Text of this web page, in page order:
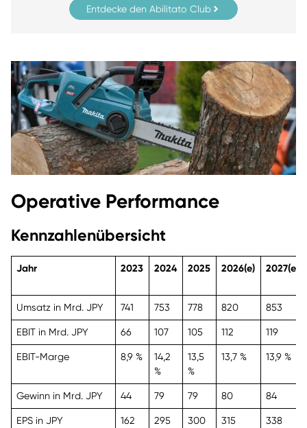
Entdecke den Abilitato Club
Operative Performance
Kennzahlenübersicht
Jahr 2023 2024 2025 2026(e) 2027(e)
Umsatz in Mrd. JPY 741 753 778 820 853
EBIT in Mrd. JPY 66 107 105 112 119
EBIT-Marge 8,9 %
14,2
%
13,5
%
13,7 % 13,9 %
Gewinn in Mrd. JPY 44 79 79 80 84
EPS in JPY 162 295 300 315 338